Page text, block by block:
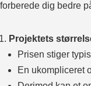
forberede dig bedre
Projektets
Prisen stiger
En ukompliceret